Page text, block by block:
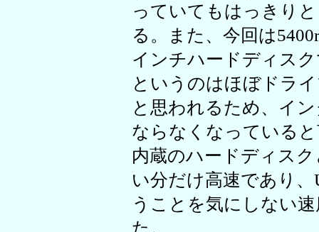
っていてもはっきり
る。また、今回は
インチハードディス
というのはほぼドラ
と思われるため、イ
ならなくなっている
内蔵のハードディス
い分だけ高速であり
うことを気にしない
た。